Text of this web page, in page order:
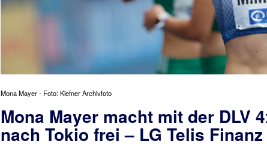
Mona Mayer - Foto: Kiefner Archivfoto
Mona Mayer macht mit der DLV
nach Tokio frei – LG Telis